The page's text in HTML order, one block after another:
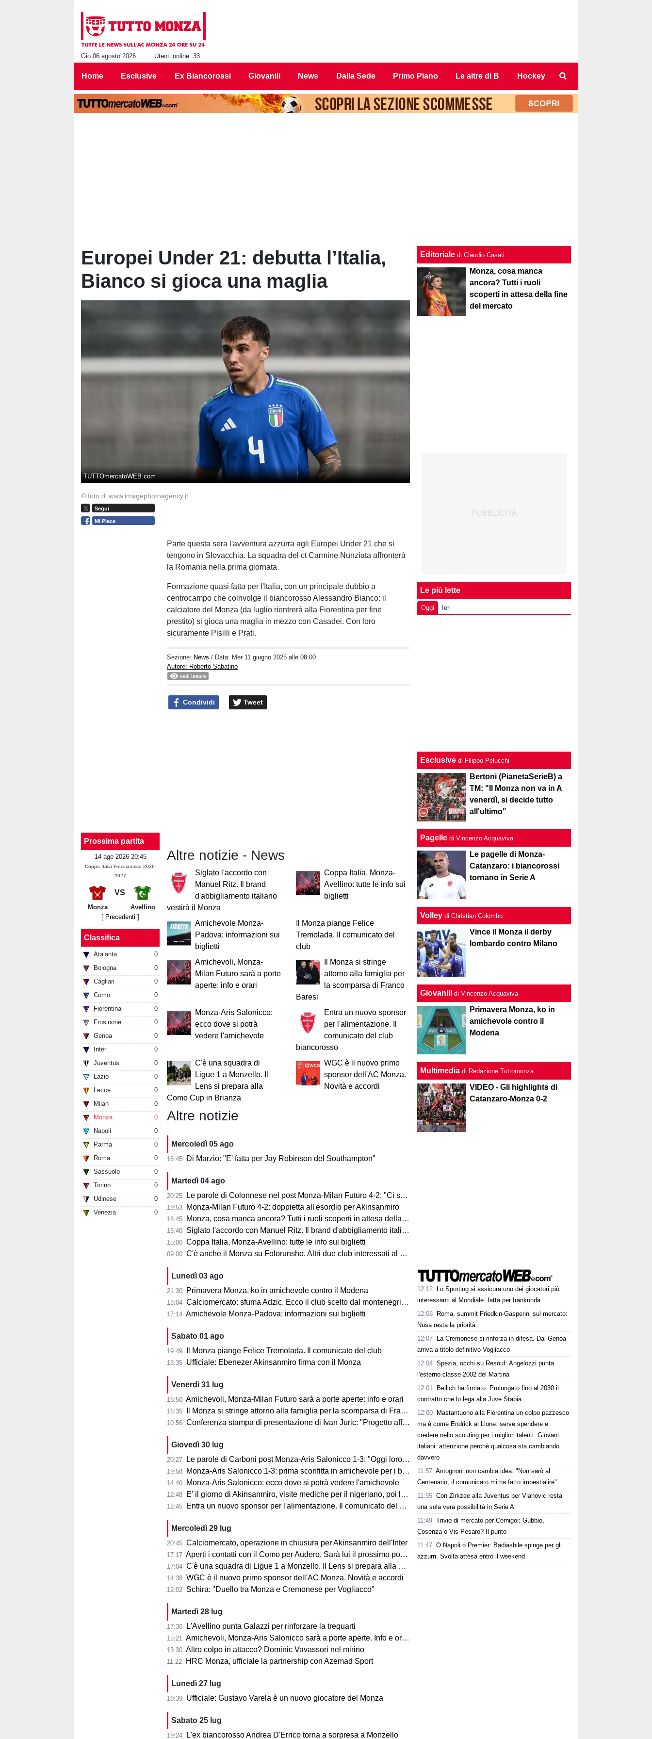
Gio 06 agosto 2026 Utenti online: 33
Home Esclusive Ex Biancorossi Giovanili News Dalla Sede Primo Piano Le altre di B Hockey
Europei Under 21: debutta l’Italia,
Bianco si gioca una maglia
TUTTOmercatoWEB.com
© foto di www.imagephotoagency.it
Segui
Mi Piace
Prossima partita
14 ago 2026 20:45
Coppa Italia Frecciarossa 2026-
2027
VS
Monza
Avellino
[ Precedenti ]
Classifica
Atalanta
0
Bologna
0
Cagliari
0
Como
0
Fiorentina
0
Frosinone
0
Genoa
0
Inter
0
Juventus
0
Lazio
0
Lecce
0
Milan
0
Monza
0
Napoli
0
Parma
0
Roma
0
Sassuolo
0
Torino
0
Udinese
0
Venezia
0
Parte questa sera l'avventura azzurra agli Europei Under 21 che si
tengono in Slovacchia. La squadra del ct Carmine Nunziata affronterà
la Romania nella prima giornata.
Formazione quasi fatta per l'Italia, con un principale dubbio a
centrocampo che coinvolge il biancorosso Alessandro Bianco: il
calciatore del Monza (da luglio rientrerà alla Fiorentina per fine
prestito) si gioca una maglia in mezzo con Casadei. Con loro
sicuramente Pisilli e Prati.
Sezione: News / Data: Mer 11 giugno 2025 alle 08:00
Autore: Roberto Sabatino
vedi letture
Condividi Tweet
Altre notizie - News
Siglato l'accordo con
Manuel Ritz. Il brand
d'abbigliamento italiano
vestirà il Monza
Coppa Italia, Monza-
Avellino: tutte le info sui
biglietti
Amichevole Monza-
Padova: informazioni sui
biglietti
Il Monza piange Felice
Tremolada. Il comunicato del
club
Amichevoli, Monza-
Milan Futuro sarà a porte
aperte: info e orari
Il Monza si stringe
attorno alla famiglia per
la scomparsa di Franco
Baresi
Monza-Aris Salonicco:
ecco dove si potrà
vedere l'amichevole
Entra un nuovo sponsor
per l'alimentazione. Il
comunicato del club
biancorosso
C'è una squadra di
Ligue 1 a Monzello. Il
Lens si prepara alla
Como Cup in Brianza
WGC è il nuovo primo
sponsor dell'AC Monza.
Novità e accordi
Altre notizie
Mercoledì 05 ago
16:45 Di Marzio: "E' fatta per Jay Robinson del Southampton"
Martedì 04 ago
20:25 Le parole di Colonnese nel post Monza-Milan Futuro 4-2: "Ci sentiamo importanti"
19:53 Monza-Milan Futuro 4-2: doppietta all'esordio per Akinsanmiro
16:45 Monza, cosa manca ancora? Tutti i ruoli scoperti in attesa della fine del mercato
16:40 Siglato l'accordo con Manuel Ritz. Il brand d'abbigliamento italiano vestirà il Monza
15:00 Coppa Italia, Monza-Avellino: tutte le info sui biglietti
09:00 C'è anche il Monza su Folorunsho. Altri due club interessati al giocatore
Lunedì 03 ago
21:30 Primavera Monza, ko in amichevole contro il Modena
18:04 Calciomercato: sfuma Adzic. Ecco il club scelto dal montenegrino.
17:14 Amichevole Monza-Padova: informazioni sui biglietti
Sabato 01 ago
19:49 Il Monza piange Felice Tremolada. Il comunicato del club
13:35 Ufficiale: Ebenezer Akinsanmiro firma con il Monza
Venerdì 31 lug
16:50 Amichevoli, Monza-Milan Futuro sarà a porte aperte: info e orari
16:35 Il Monza si stringe attorno alla famiglia per la scomparsa di Franco Baresi
10:56 Conferenza stampa di presentazione di Ivan Juric: "Progetto affascinante"
Giovedì 30 lug
20:27 Le parole di Carboni post Monza-Aris Salonicco 1-3: "Oggi loro più bravi di noi"
19:58 Monza-Aris Salonicco 1-3: prima sconfitta in amichevole per i brianzoli
14:40 Monza-Aris Salonicco: ecco dove si potrà vedere l'amichevole
12:48 E' il giorno di Akinsanmiro, visite mediche per il nigeriano, poi la firma
12:45 Entra un nuovo sponsor per l'alimentazione. Il comunicato del club biancorosso
Mercoledì 29 lug
20:45 Calciomercato, operazione in chiusura per Akinsanmiro dell'Inter
17:17 Aperti i contatti con il Como per Audero. Sarà lui il prossimo portiere biancorosso?
17:04 C'è una squadra di Ligue 1 a Monzello. Il Lens si prepara alla Como Cup in Brianza
14:38 WGC è il nuovo primo sponsor dell'AC Monza. Novità e accordi
12:02 Schira: "Duello tra Monza e Cremonese per Vogliacco"
Martedì 28 lug
17:30 L'Avellino punta Galazzi per rinforzare la trequarti
15:21 Amichevoli, Monza-Aris Salonicco sarà a porte aperte. Info e orari
13:30 Altro colpo in attacco? Dominic Vavassori nel mirino
11:22 HRC Monza, ufficiale la partnership con Azemad Sport
Lunedì 27 lug
19:39 Ufficiale: Gustavo Varela è un nuovo giocatore del Monza
Sabato 25 lug
19:24 L'ex biancorosso Andrea D'Errico torna a sorpresa a Monzello
Editoriale di Claudio Casati
Monza, cosa manca
ancora? Tutti i ruoli
scoperti in attesa della fine
del mercato
Le più lette
Oggi Ieri
Esclusive di Filippo Pelucchi
Bertoni (PianetaSerieB) a
TM: "Il Monza non va in A
venerdì, si decide tutto
all'ultimo"
Pagelle di Vincenzo Acquaviva
Le pagelle di Monza-
Catanzaro: i biancorossi
tornano in Serie A
Volley di Christian Colombo
Vince il Monza il derby
lombardo contro Milano
Giovanili di Vincenzo Acquaviva
Primavera Monza, ko in
amichevole contro il
Modena
Multimedia di Redazione Tuttomonza
VIDEO - Gli highlights di
Catanzaro-Monza 0-2
12:12
Lo Sporting si assicura uno dei giocatori più
interessanti al Mondiale: fatta per Irankunda
12:08
Roma, summit Friedkin-Gasperini sul mercato:
Nusa resta la priorità
12:07
La Cremonese si rinforza in difesa. Dal Genoa
arriva a titolo definitivo Vogliacco
12:04 Spezia, occhi su Resouf: Angelozzi punta
l'esterno classe 2002 del Martina
12:01
Bellich ha firmato. Prolungato fino al 2030 il
contratto che lo lega alla Juve Stabia
12:00
Mastantuono alla Fiorentina un colpo pazzesco
ma è come Endrick al Lione: serve spendere e
credere nello scouting per i migliori talenti. Giovani
italiani: attenzione perché qualcosa sta cambiando
davvero
11:57 Antognoni non cambia idea: "Non sarò al
Centenario, il comunicato mi ha fatto imbestialire"
11:55 Con Zirkzee alla Juventus per Vlahovic resta
una sola vera possibilità in Serie A
11:49 Trivio di mercato per Cernigoi: Gubbio,
Cosenza o Vis Pesaro? Il punto
11:47 O Napoli o Premier: Badiashile spinge per gli
azzurri. Svolta attesa entro il weekend